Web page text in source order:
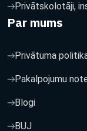
Privātskolotāji,
Par mums
Privātuma
Pakalpojumu
Blogi
BUJ